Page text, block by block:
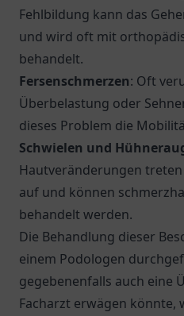
Fehlbildung kann das
und wird oft mit
behandelt.
Fersenschmerzen: Oft
Überbelastung oder
dieses Problem die
Schwielen und
Hautveränderungen
auf und können
behandelt werden.
Die Behandlung dieser
einem Podologen
gegebenenfalls auch eine
Facharzt erwägen könnte,